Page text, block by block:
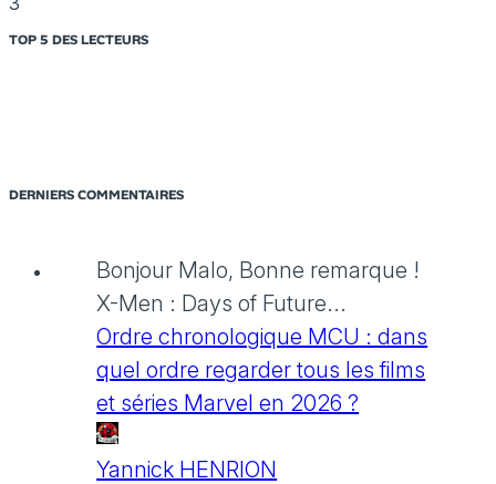
TOP 5 DES LECTEURS
DERNIERS COMMENTAIRES
Bonjour Malo, Bonne remarque !
X-Men : Days of Future...
Ordre chronologique MCU : dans
quel ordre regarder tous les films
et séries Marvel en 2026 ?
Yannick HENRION